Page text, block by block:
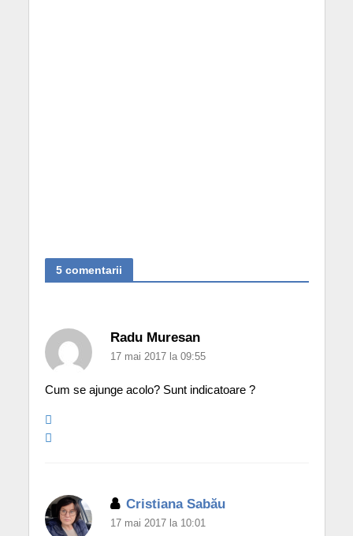
5 comentarii
Radu Muresan
17 mai 2017 la 09:55
Cum se ajunge acolo? Sunt indicatoare ?
Cristiana Sabău
17 mai 2017 la 10:01